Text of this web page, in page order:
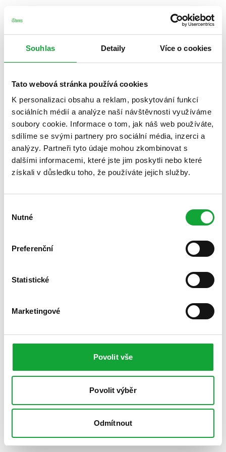
Souhlas Detaily Více o cookies
Tato webová stránka používá cookies
K personalizaci obsahu a reklam, poskytování funkcí
sociálních médií a analýze naší návštěvnosti využíváme
soubory cookie. Informace o tom, jak náš web používáte,
sdílíme se svými partnery pro sociální média, inzerci a
analýzy. Partneři tyto údaje mohou zkombinovat s
dalšími informacemi, které jste jim poskytli nebo které
získali v důsledku toho, že používáte jejich služby.
souhlasu
Nutné
Preferenční
Statistické
Marketingové
Povolit vše
Povolit výběr
Odmítnout